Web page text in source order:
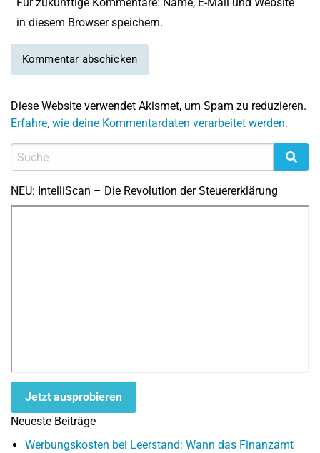
in diesem Browser speichern.
Diese Website verwendet Akismet, um Spam zu reduzieren.
Erfahre, wie deine Kommentardaten verarbeitet werden.
NEU: IntelliScan – Die Revolution der Steuererklärung
Jetzt ausprobieren
Neueste Beiträge
Werbungskosten bei Leerstand: Wann das Finanzamt